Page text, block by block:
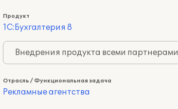
Продукт
1С:Бухгалтерия 8
Внедрения продукта всеми
Отрасль / Функциональная задача
Рекламные агентства